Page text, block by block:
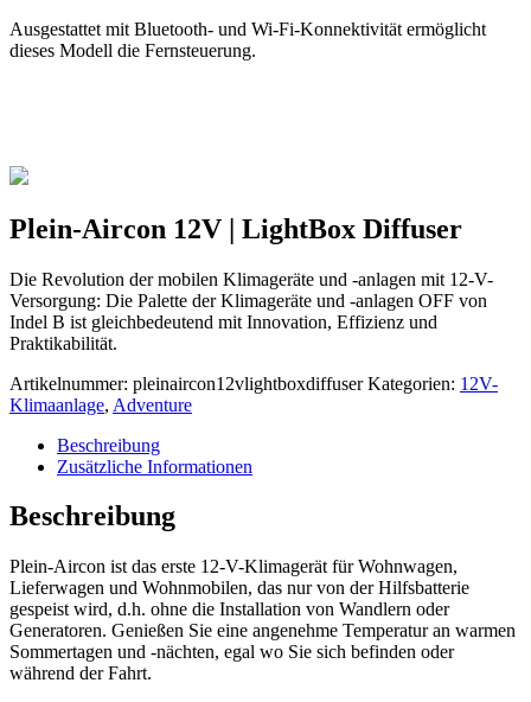
Ausgestattet mit Bluetooth- und Wi-Fi-Konnektivität ermöglicht
dieses Modell die Fernsteuerung.
Plein-Aircon 12V | LightBox Diffuser
Die Revolution der mobilen Klimageräte und -anlagen mit 12-V-
Versorgung: Die Palette der Klimageräte und -anlagen OFF von
Indel B ist gleichbedeutend mit Innovation, Effizienz und
Praktikabilität.
Artikelnummer: pleinaircon12vlightboxdiffuser Kategorien: 12V-
Klimaanlage, Adventure
Beschreibung
Zusätzliche Informationen
Beschreibung
Plein-Aircon ist das erste 12-V-Klimagerät für Wohnwagen,
Lieferwagen und Wohnmobilen, das nur von der Hilfsbatterie
gespeist wird, d.h. ohne die Installation von Wandlern oder
Generatoren. Genießen Sie eine angenehme Temperatur an warmen
Sommertagen und -nächten, egal wo Sie sich befinden oder
während der Fahrt.